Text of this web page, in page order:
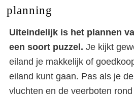
planning
Uiteindelijk is het plannen
een soort puzzel. Je kijkt
eiland je makkelijk of
eiland kunt gaan. Pas als je
vluchten en de veerboten